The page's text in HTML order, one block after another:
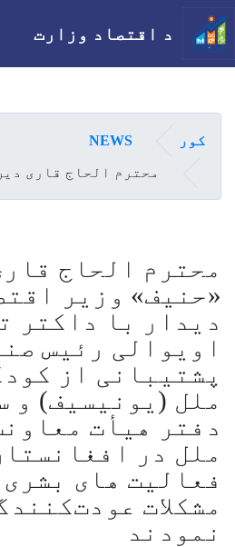
د اقتصاد وزارت
کور NEWS
محترم الحاج قاری
محترم الحاج
«حنیف» وزیر
دیدار با داکتر
اویوالی رئیس
پشتیبانی از
ملل (یونیسیف) و
دفتر هیأت
ملل در
فعالیت های
مشکلات
نمودند